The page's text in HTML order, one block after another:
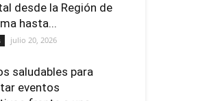
desde la Región de
hasta...
julio 20, 2026
saludables para
eventos